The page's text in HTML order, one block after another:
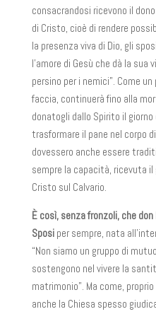
consacrandosi ricevono il
di Cristo, cioè di rendere
la presenza viva di Dio, gli
l’amore di Gesù che dà la sua
persino per i nemici”. Come
faccia, continuerà fino alla
donatogli dallo Spirito il
trasformare il pane nel corpo
dovessero anche essere
sempre la capacità, ricevuta il
Cristo sul Calvario.
È così, senza fronzoli, che
Sposiper sempre, nata
“Non siamo un gruppo di
sostengono nel vivere la
matrimonio”. Ma come,
anche la Chiesa spesso